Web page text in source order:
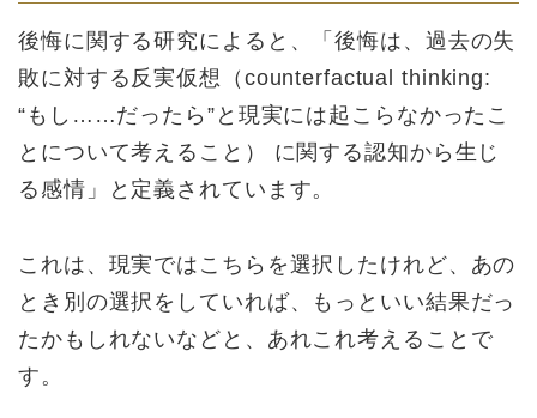
後悔に関する研究によると、「後悔は、過去の失
敗に対する反実仮想（counterfactual thinking:
“もし……だったら”と現実には起こらなかったこ
とについて考えること） に関する認知から生じ
る感情」と定義されています。
これは、現実ではこちらを選択したけれど、あの
とき別の選択をしていれば、もっといい結果だっ
たかもしれないなどと、あれこれ考えることで
す。